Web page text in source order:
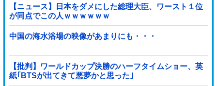
【ニュース】日本をダメにした総理大臣、ワースト１位
が同点でこの人ｗｗｗｗｗｗ
中国の海水浴場の映像があまりにも・・・
【批判】ワールドカップ決勝のハーフタイムショー、英
紙｢BTSが出てきて悪夢かと思った｣